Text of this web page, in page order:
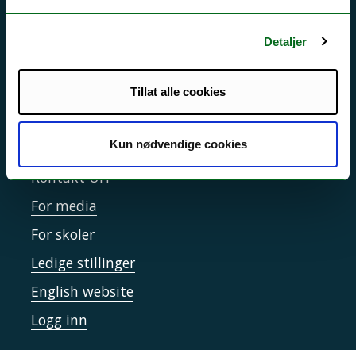
Detaljer
Tillat alle cookies
Kun nødvendige cookies
Informasjonskapsler
Tilgjengelighetserklæring
Kontakt UiT
For media
For skoler
Ledige stillinger
English website
Logg inn